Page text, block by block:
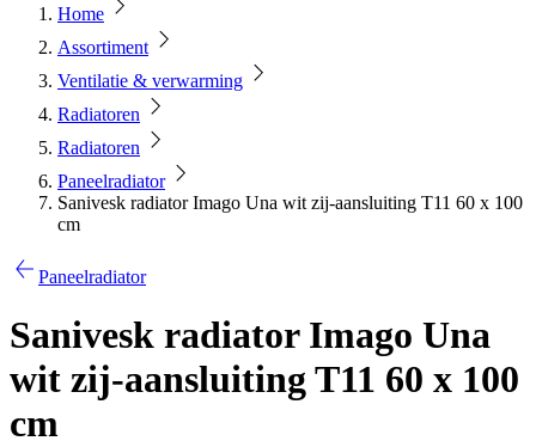
Home
Assortiment
Ventilatie & verwarming
Radiatoren
Radiatoren
Paneelradiator
Sanivesk radiator Imago Una wit zij-aansluiting T11 60 x 100
cm
Paneelradiator
Sanivesk radiator Imago Una
wit zij-aansluiting T11 60 x 100
cm